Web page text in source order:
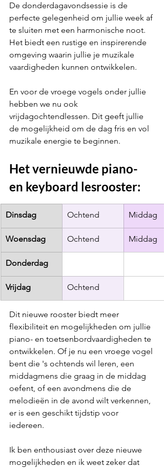
De donderdagavondsessie is de
perfecte gelegenheid om jullie week af
te sluiten met een harmonische noot.
Het biedt een rustige en inspirerende
omgeving waarin jullie je muzikale
vaardigheden kunnen ontwikkelen.
En voor de vroege vogels onder jullie
hebben we nu ook
vrijdagochtendlessen. Dit geeft jullie
de mogelijkheid om de dag fris en vol
muzikale energie te beginnen.
Het vernieuwde piano-
en keyboard lesrooster:
Dinsdag Ochtend Middag
Woensdag Ochtend Middag
Donderdag
Vrijdag Ochtend
Dit nieuwe rooster biedt meer
flexibiliteit en mogelijkheden om jullie
piano- en toetsenbordvaardigheden te
ontwikkelen. Of je nu een vroege vogel
bent die 's ochtends wil leren, een
middagmens die graag in de middag
oefent, of een avondmens die de
melodieën in de avond wilt verkennen,
er is een geschikt tijdstip voor
iedereen.
Ik ben enthousiast over deze nieuwe
mogelijkheden en ik weet zeker dat